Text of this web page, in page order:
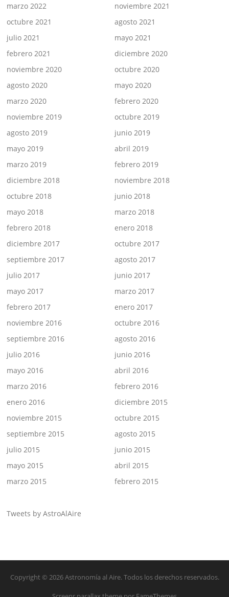
marzo 2022
noviembre 2021
octubre 2021
agosto 2021
julio 2021
mayo 2021
febrero 2021
diciembre 2020
noviembre 2020
octubre 2020
agosto 2020
mayo 2020
marzo 2020
febrero 2020
noviembre 2019
octubre 2019
agosto 2019
junio 2019
mayo 2019
abril 2019
marzo 2019
febrero 2019
diciembre 2018
noviembre 2018
octubre 2018
junio 2018
mayo 2018
marzo 2018
febrero 2018
enero 2018
diciembre 2017
octubre 2017
septiembre 2017
agosto 2017
julio 2017
junio 2017
mayo 2017
marzo 2017
febrero 2017
enero 2017
noviembre 2016
octubre 2016
septiembre 2016
agosto 2016
julio 2016
junio 2016
mayo 2016
abril 2016
marzo 2016
febrero 2016
enero 2016
diciembre 2015
noviembre 2015
octubre 2015
septiembre 2015
agosto 2015
julio 2015
junio 2015
mayo 2015
abril 2015
marzo 2015
febrero 2015
Tweets by AstroAlAire
Copyright © 2026 Astronomía al Aire. Todos los derechos reservados.